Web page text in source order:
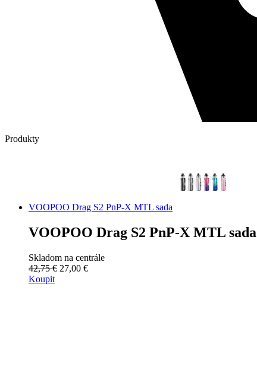
Produkty
VOOPOO Drag S2 PnP-X MTL sada
VOOPOO Drag S2 PnP-X MTL sada
Skladom na centrále
42,75 € 27,00 €
Koupit